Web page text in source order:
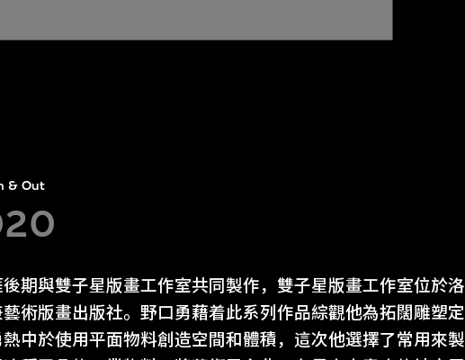
& Out
期與雙子星版畫工作室共同製作，雙子星版畫工作室位於洛
術版畫出版社。野口勇藉着此系列作品綜觀他為拓闊雕塑定
中於使用平面物料創造空間和體積，這次他選擇了常用來製